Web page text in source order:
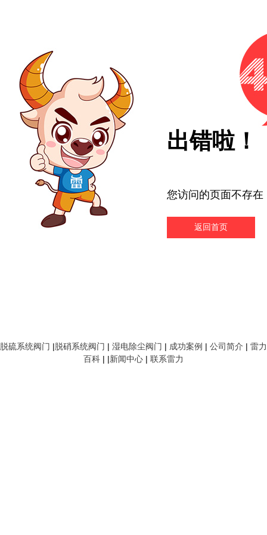
出错啦！
您访问的页面不存在
返回首页
脱硫系统阀门 |脱硝系统阀门 | 湿电除尘阀门 | 成功案例 | 公司简介 | 雷力
百科 | |新闻中心 | 联系雷力